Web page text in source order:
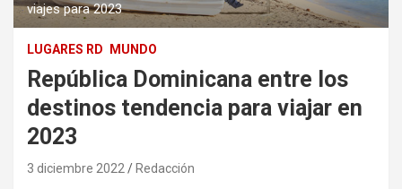
viajes para 2023
LUGARES RD MUNDO
República Dominicana entre los
destinos tendencia para viajar en
2023
3 diciembre 2022 Redacción